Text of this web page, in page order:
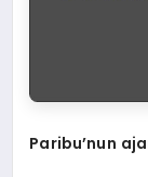
Paribu’nun